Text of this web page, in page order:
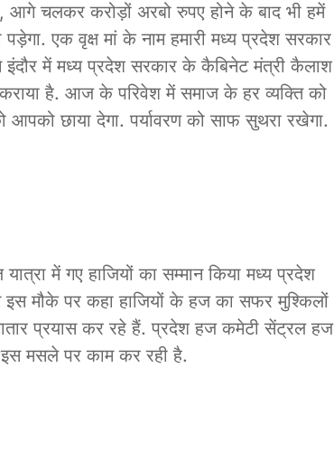
आगे चलकर करोड़ों अरबो रुपए होने के बाद भी हमें
एक वृक्ष मां के नाम हमारी मध्य प्रदेश सरकार
इंदौर में मध्य प्रदेश सरकार के कैबिनेट मंत्री कैलाश
कराया है. आज के परिवेश में समाज के हर व्यक्ति को
छाया देगा. पर्यावरण को साफ सुथरा रखेगा.
में गए हाजियों का सम्मान किया मध्य प्रदेश
इस मौके पर कहा हाजियों के हज का सफर मुश्किलों
प्रयास कर रहे हैं. प्रदेश हज कमेटी सेंट्रल हज
मसले पर काम कर रही है.